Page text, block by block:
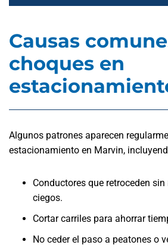
Causas
choques en
Algunos patrones aparecen
estacionamiento en Marvin,
Conductores que retroceden
ciegos.
Cortar carriles para ahorrar
No ceder el paso a peatones o